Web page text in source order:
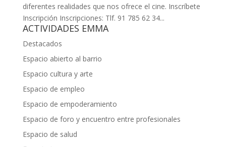
diferentes realidades que nos ofrece el cine. Inscríbete
Inscripción Inscripciones: Tlf. 91 785 62 34...
ACTIVIDADES EMMA
Destacados
Espacio abierto al barrio
Espacio cultura y arte
Espacio de empleo
Espacio de empoderamiento
Espacio de foro y encuentro entre profesionales
Espacio de salud